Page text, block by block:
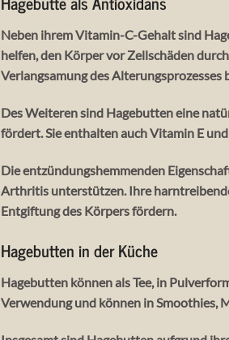
Neben ihrem Vitamin-C-Gehalt sind
helfen, den Körper vor Zellschäden
Verlangsamung des
Des Weiteren sind Hagebutten eine
fördert. Sie enthalten auch Vitamin E
Die entzündungshemmenden
Arthritis unterstützen. Ihre
Entgiftung des Körpers fördern.
Hagebutten in der Küche
Hagebutten können als Tee, in
Verwendung und können in Smoothies,